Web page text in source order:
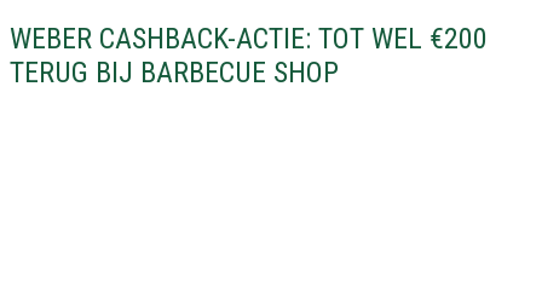
WEBER CASHBACK-ACTIE: TOT WEL €200
TERUG BIJ BARBECUE SHOP